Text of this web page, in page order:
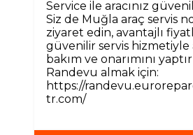
Service ile aracınız
Siz de Muğla araç servis
ziyaret edin, avantajlı
güvenilir servis hizmetiyle
bakım ve onarımını
Randevu almak için:
https://
tr.com/